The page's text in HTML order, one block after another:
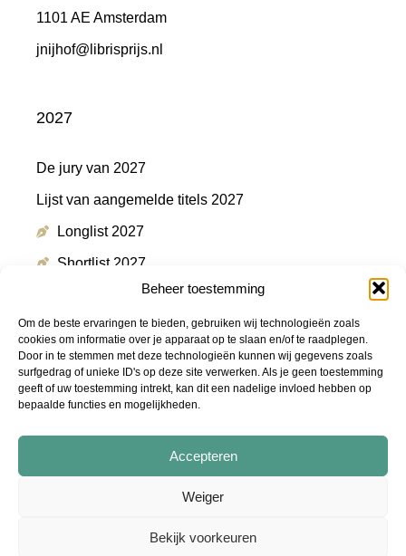
Beheer toestemming
Om de beste ervaringen te bieden, gebruiken wij technologieën zoals
cookies om informatie over je apparaat op te slaan en/of te raadplegen.
Door in te stemmen met deze technologieën kunnen wij gegevens zoals
surfgedrag of unieke ID's op deze site verwerken. Als je geen toestemming
geeft of uw toestemming intrekt, kan dit een nadelige invloed hebben op
bepaalde functies en mogelijkheden.
Accepteren
Weiger
Bekijk voorkeuren
1101 AE Amsterdam
jnijhof@librisprijs.nl
2027
De jury van 2027
Lijst van aangemelde titels 2027
Longlist 2027
Shortlist 2027
Winnaar 2027
Meer informatie
Persmap
Podcast "De Shortlist"